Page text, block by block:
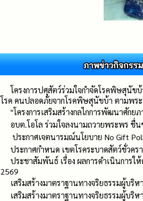
โครงการปศุสัตว์ร่วมใจกำจัดโรคพิษสุนัข
โรค คนปลอดภัยจากโรคพิษสุนัขบ้า ตามพร
"โครงการเสริมสร้างกลไกการพัฒนาศัก
อบต.โอโล ร่วมใจลงนามถวายพระพร
ประกาศเจตนารมณ์นโยบาย No Gift
ประกาศกำหนด เขตโรคระบาดสัตว์ชั่วค
ประชาสัมพันธ์ เรื่อง ผลการดำเนินการ
2569
เสริมสร้างมาตราฐานทางจริยธรรมผู้บ
เสริมสร้างมาตราฐานทางจริยธรรมผู้บ